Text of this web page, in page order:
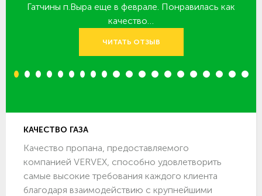
Гатчины п.Выра еще в феврале. Понравилась как
качество…
ЧИТАТЬ ОТЗЫВ
1 2 3 4 5 6 7 8 9 10 11 12 13 14 15 16 17 18 19 20
КАЧЕСТВО ГАЗА
Качество пропана, предоставляемого
компанией VERVEX, способно удовлетворить
самые высокие требования каждого клиента
благодаря взаимодействию с крупнейшими